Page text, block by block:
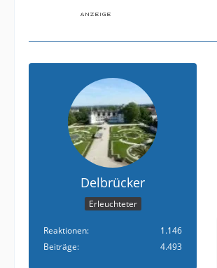
Delbrücker
Erleuchteter
Reaktionen
1.146
Beiträge
4.493